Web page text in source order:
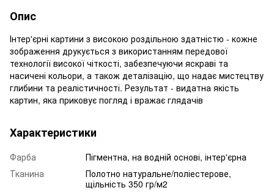
Опис
Інтер'єрні картини з високою роздільною здатністю - кожне
зображення друкується з використанням передової
технології високої чіткості, забезпечуючи яскраві та
насичені кольори, а також деталізацію, що надає мистецтву
глибини та реалістичності. Результат - видатна якість
картин, яка приковує погляд і вражає глядачів
Характеристики
Фарба
Пігментна, на водній основі, інтер'єрна
Тканина
Полотно натуральне/поліестерове,
щільність 350 гр/м2